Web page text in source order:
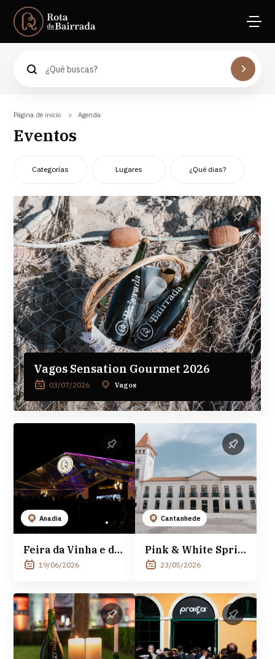
Página de inicio Agenda
Eventos
Categorías Lugares
Anadia
Mealhada
Oliveira do Bairro
¿Qué dias?
Vagos Sensation Gourmet 2026
03/07/2026 Vagos
Anadia
Feira da Vinha e do Vinho 2026
19/06/2026
Cantanhede
Pink & White Spring Fest 2026
23/05/2026